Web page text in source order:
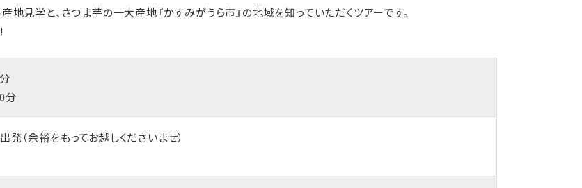
見学と、さつま芋の一大産地『かすみがうら市』の地域を知っていただくツアーです。
分
余裕をもってお越しくださいませ）